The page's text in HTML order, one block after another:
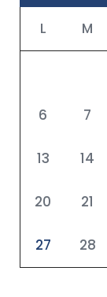
L M
6 7
13 14
20 21
27 28